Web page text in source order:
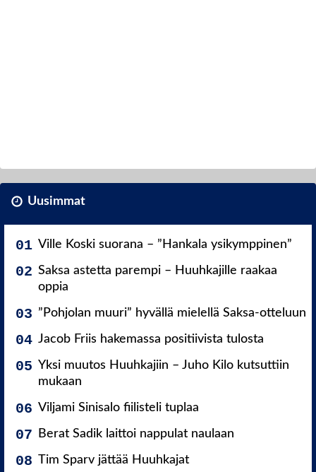
Uusimmat
Ville Koski suorana – ”Hankala ysikymppinen”
Saksa astetta parempi – Huuhkajille raakaa
oppia
”Pohjolan muuri” hyvällä mielellä Saksa-otteluun
Jacob Friis hakemassa positiivista tulosta
Yksi muutos Huuhkajiin – Juho Kilo kutsuttiin
mukaan
Viljami Sinisalo fiilisteli tuplaa
Berat Sadik laittoi nappulat naulaan
Tim Sparv jättää Huuhkajat